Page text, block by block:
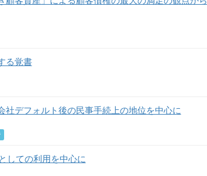
る覚書
デフォルト後の民事手続上の地位を中心に
しての利用を中心に